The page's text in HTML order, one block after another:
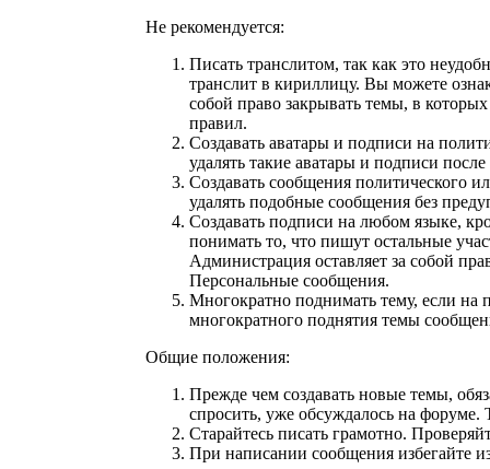
Не рекомендуется:
Писать транслитом, так как это
транслит в кириллицу. Вы можете
собой право закрывать темы, в
правил.
Создавать аватары и подписи на
удалять такие аватары и подписи
Создавать сообщения политического
удалять подобные сообщения без
Создавать подписи на любом языке,
понимать то, что пишут остальные
Администрация оставляет за собой
Персональные сообщения.
Многократно поднимать тему, если на
многократного поднятия темы
Общие положения:
Прежде чем создавать новые темы,
спросить, уже обсуждалось на
Старайтесь писать грамотно.
При написании сообщения избегайте